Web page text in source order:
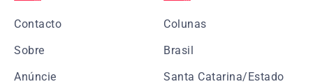
Contacto
Sobre
Anúncie
Colunas
Brasil
Santa Catarina/Estado